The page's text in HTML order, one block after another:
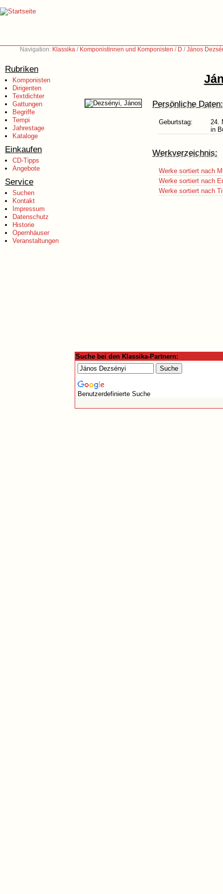
Navigation: Klassika / Komponistinnen und Komponisten / D /János
Rubriken
Komponisten
Dirigenten
Textdichter
Gattungen
Begriffe
Tempi
Jahrestage
Kataloge
Einkaufen
CD-Tipps
Angebote
Service
Suchen
Kontakt
Impressum
Datenschutz
Historie
Opernhäuser
Veranstaltungen
Persönliche Daten:
Geburtstag:
24.
in
Werkverzeichnis:
Werke sortiert nach
Werke sortiert nach
Werke sortiert nach
Suche bei den Klassika-Partnern:
Benutzerdefinierte Suche